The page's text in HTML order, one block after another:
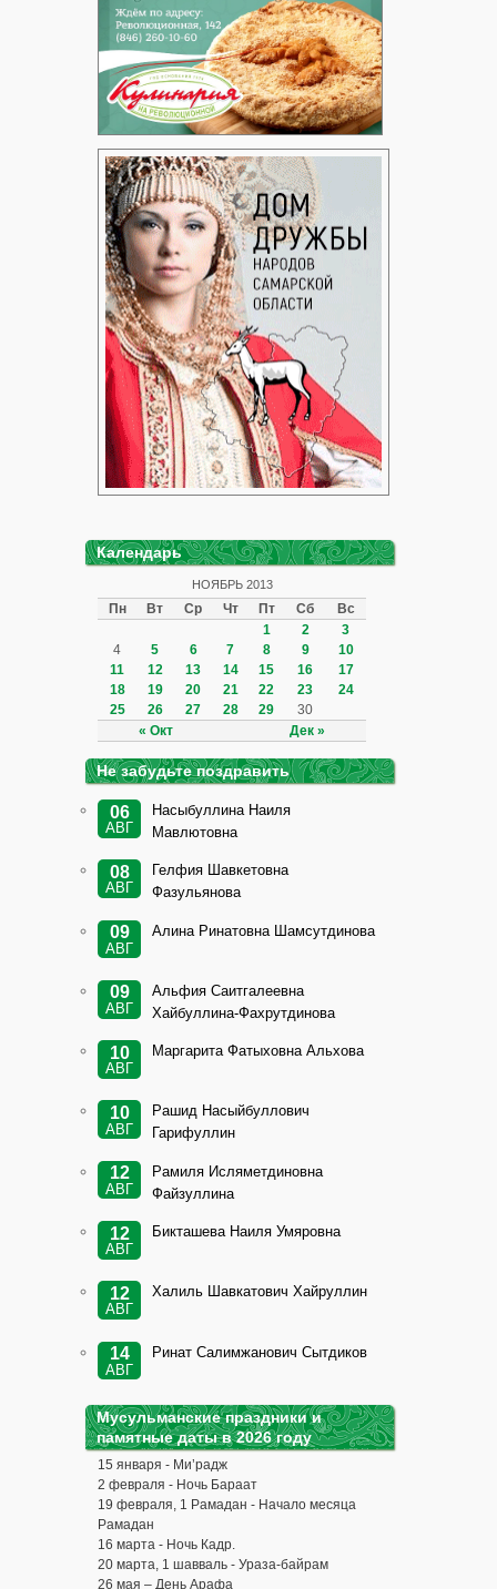
Календарь
НОЯБРЬ 2013
Пн Вт Ср Чт Пт Сб Вс
« Окт Дек »
1 2
3
4
5 6 7 8 9
10
11
12 13 14 15 16
17
18
19 20 21 22 23
24
25
26 27 28 29 30
Не забудьте поздравить
06
АВГ
Насыбуллина Наиля
Мавлютовна
08
АВГ
Гелфия Шавкетовна
Фазульянова
09
АВГ
Алина Ринатовна Шамсутдинова
09
АВГ
Альфия Саитгалеевна
Хайбуллина-Фахрутдинова
10
АВГ
Маргарита Фатыховна Альхова
10
АВГ
Рашид Насыйбуллович
Гарифуллин
12
АВГ
Рамиля Исляметдиновна
Файзуллина
12
АВГ
Бикташева Наиля Умяровна
12
АВГ
Халиль Шавкатович Хайруллин
14
АВГ
Ринат Салимжанович Сытдиков
Мусульманские праздники и
памятные даты в 2026 году
15 января - Ми’радж
2 февраля - Ночь Бараат
19 февраля, 1 Рамадан - Начало месяца
Рамадан
16 марта - Ночь Кадр.
20 марта, 1 шавваль - Ураза-байрам
26 мая – День Арафа